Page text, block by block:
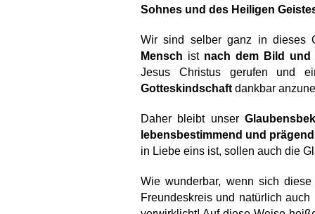
Sohnes und des Heiligen
Mensch ist nach dem Bild und
Gotteskindschaft dankbar
Daher bleibt unser
lebensbestimmend und prägend
in Liebe eins ist, sollen auch die
Wie wunderbar, wenn sich
Freundeskreis und natürlich